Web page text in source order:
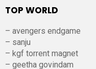
TOP WORLD
– avengers endgame
– sanju
– kgf torrent magnet
– geetha govindam